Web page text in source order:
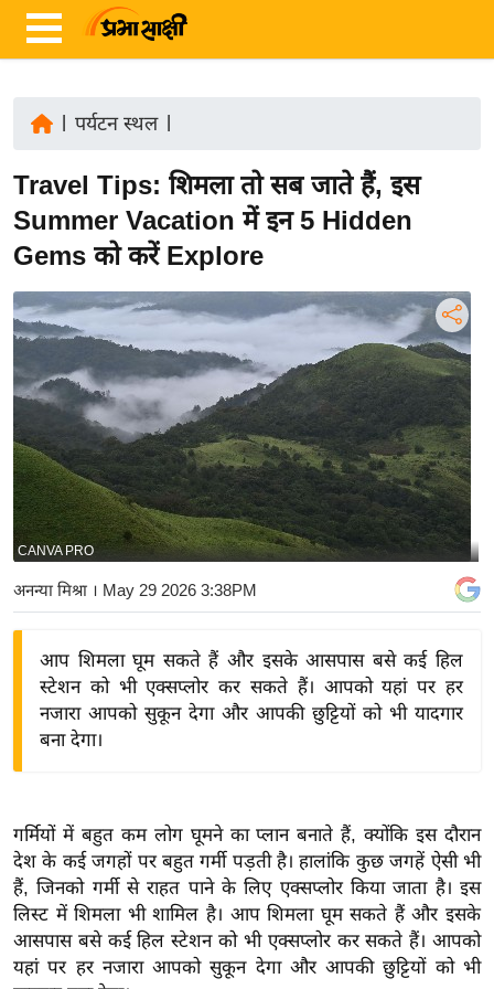
ज़ा
ख
ब
र
रा
ष्ट्री
य
अं
त
र्रा
ष्ट्री
य
बि
ज़
ने
द्यो
त
वि
शे
ष
ज्ञ
रा
पर्यटन स्थल|
Travel Tips: शिमला तो सब जाते हैं, इस
Summer Vacation में इन 5 Hidden
Gems को करें Explore
CANVA PRO
अनन्या मिश्रा । May 29 2026 3:38PM
आप शिमला घूम सकते हैं और इसके आसपास बसे कई हिल
स्टेशन को भी एक्सप्लोर कर सकते हैं। आपको यहां पर हर
नजारा आपको सुकून देगा और आपकी छुट्टियों को भी यादगार
बना देगा।
गर्मियों में बहुत कम लोग घूमने का प्लान बनाते हैं, क्योंकि इस दौरान
देश के कई जगहों पर बहुत गर्मी पड़ती है। हालांकि कुछ जगहें ऐसी भी
हैं, जिनको गर्मी से राहत पाने के लिए एक्सप्लोर किया जाता है। इस
लिस्ट में शिमला भी शामिल है। आप शिमला घूम सकते हैं और इसके
आसपास बसे कई हिल स्टेशन को भी एक्सप्लोर कर सकते हैं। आपको
यहां पर हर नजारा आपको सुकून देगा और आपकी छुट्टियों को भी